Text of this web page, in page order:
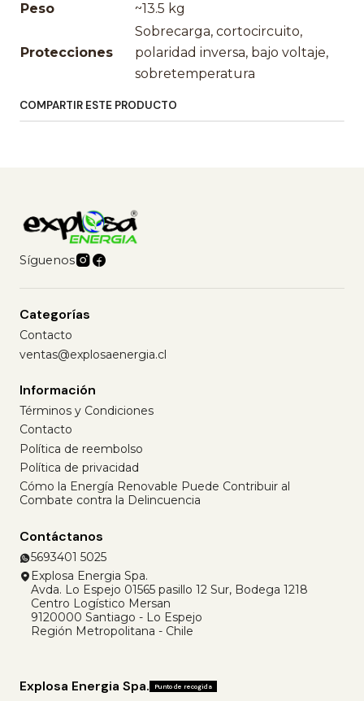
Peso
~13.5 kg
Protecciones
Sobrecarga, cortocircuito,
polaridad inversa, bajo voltaje,
sobretemperatura
COMPARTIR ESTE PRODUCTO
Síguenos
Categorías
Contacto
ventas@explosaenergia.cl
Información
Términos y Condiciones
Contacto
Política de reembolso
Política de privacidad
Cómo la Energía Renovable Puede Contribuir al
Combate contra la Delincuencia
Contáctanos
5693401 5025
Explosa Energia Spa.
Avda. Lo Espejo 01565 pasillo 12 Sur, Bodega 1218
Centro Logístico Mersan
9120000 Santiago - Lo Espejo
Región Metropolitana - Chile
Explosa Energia Spa. Punto de recogida